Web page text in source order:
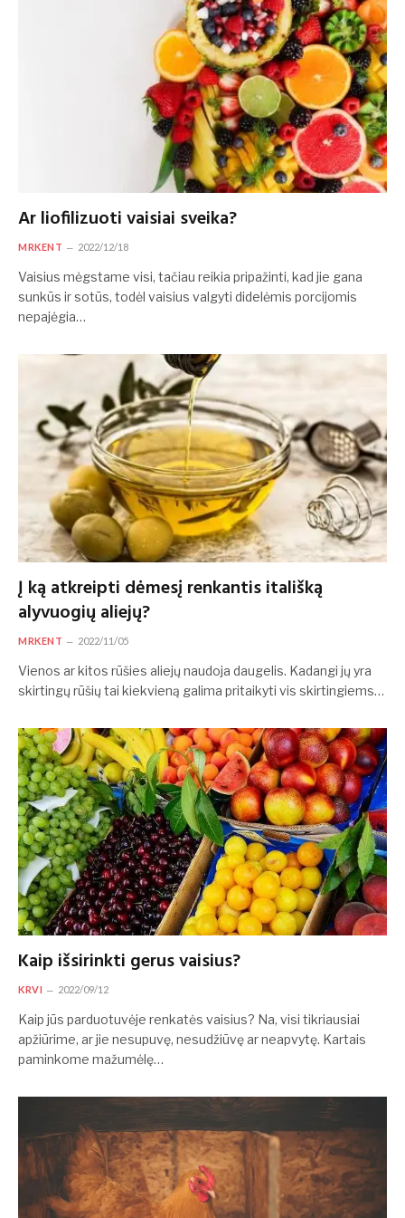
Ar liofilizuoti vaisiai sveika?
MRKENT 2022/12/18
Vaisius mėgstame visi, tačiau reikia pripažinti, kad jie gana
sunkūs ir sotūs, todėl vaisius valgyti didelėmis porcijomis
nepajėgia…
Į ką atkreipti dėmesį renkantis itališką
alyvuogių aliejų?
MRKENT 2022/11/05
Vienos ar kitos rūšies aliejų naudoja daugelis. Kadangi jų yra
skirtingų rūšių tai kiekvieną galima pritaikyti vis skirtingiems…
Kaip išsirinkti gerus vaisius?
KRVI 2022/09/12
Kaip jūs parduotuvėje renkatės vaisius? Na, visi tikriausiai
apžiūrime, ar jie nesupuvę, nesudžiūvę ar neapvytę. Kartais
paminkome mažumėlę…